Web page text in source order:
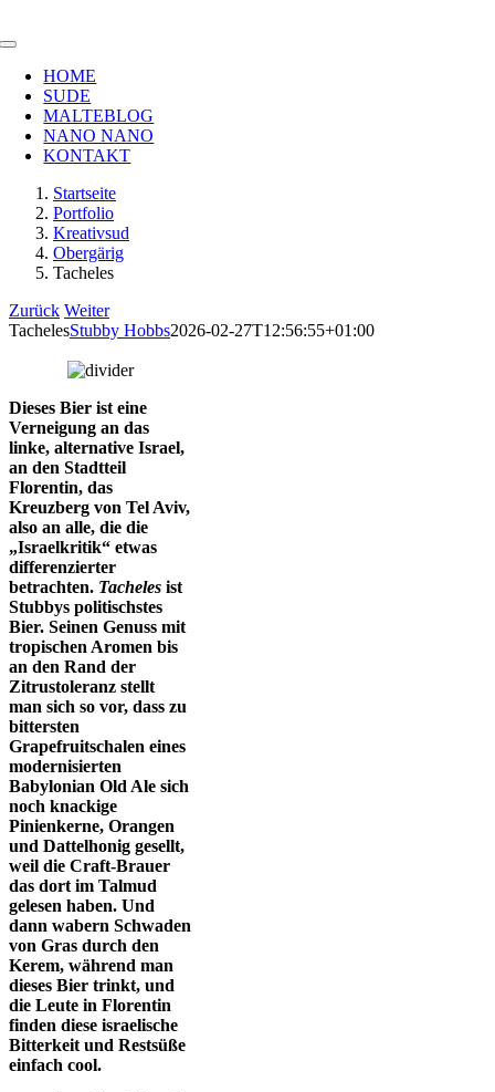
Inhalt
Toggle
Navigation
HOME
SUDE
MALTEBLOG
NANO NANO
KONTAKT
Startseite
Portfolio
Kreativsud
Obergärig
Tacheles
Zurück Weiter
TachelesStubby Hobbs2026-02-27T12:56:55+01:00
Dieses Bier ist eine
Verneigung an das
linke, alternative Israel,
an den Stadtteil
Florentin, das
Kreuzberg von Tel Aviv,
also an alle, die die
„Israelkritik“ etwas
differenzierter
betrachten. Tacheles ist
Stubbys politischstes
Bier. Seinen Genuss mit
tropischen Aromen bis
an den Rand der
Zitrustoleranz stellt
man sich so vor, dass zu
bittersten
Grapefruitschalen eines
modernisierten
Babylonian Old Ale sich
noch knackige
Pinienkerne, Orangen
und Dattelhonig gesellt,
weil die Craft-Brauer
das dort im Talmud
gelesen haben. Und
dann wabern Schwaden
von Gras durch den
Kerem, während man
dieses Bier trinkt, und
die Leute in Florentin
finden diese israelische
Bitterkeit und Restsüße
einfach cool.